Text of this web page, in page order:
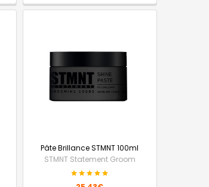
Pâte Brillance STMNT 100ml
STMNT Statement Groom